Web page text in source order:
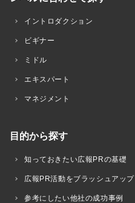
イントロダクション
ビギナー
ミドル
エキスパート
マネジメント
目的から探す
知っておきたい広報PRの基礎
広報PR活動をブラッシュアップ
参考にしたい他社の成功事例